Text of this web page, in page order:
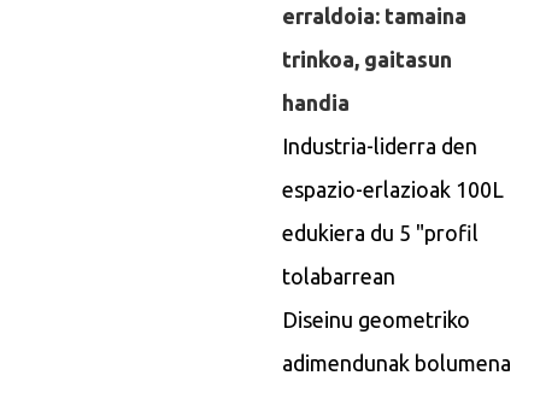
erraldoia: tamaina
trinkoa, gaitasun
handia
Industria-liderra den
espazio-erlazioak 100L
edukiera du 5 "profil
tolabarrean
Diseinu geometriko
adimendunak bolumena